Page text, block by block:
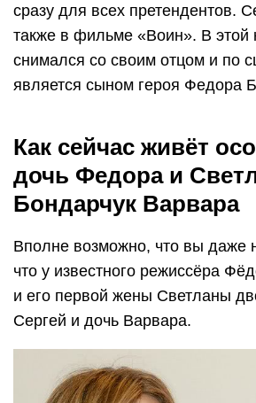
сразу для всех претендентов.
также в фильме «Воин». В этой
снимался со своим отцом и по
является сыном героя Федора
Как сейчас живёт
дочь Федора и
Бондарчук Варвара
Вполне возможно, что вы даже
что у известного режиссёра
и его первой жены Светланы
Сергей и дочь Варвара.